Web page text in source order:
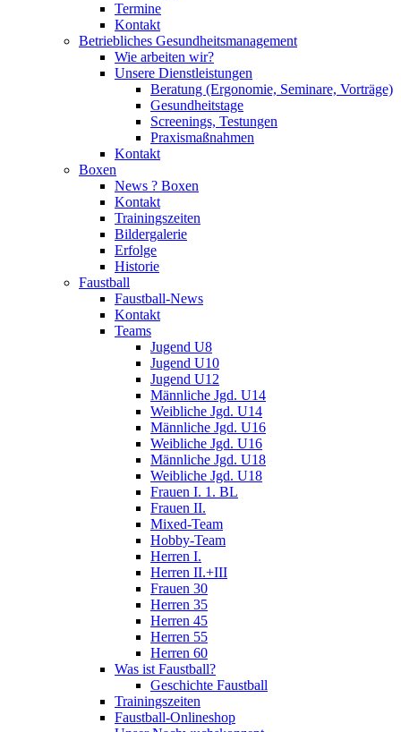
Termine
Kontakt
Betriebliches Gesundheits­management
Wie arbeiten wir?
Unsere Dienstleistungen
Beratung (Ergonomie, Seminare, Vorträge)
Gesundheitstage
Screenings, Testungen
Praxismaßnahmen
Kontakt
Boxen
News ? Boxen
Kontakt
Trainingszeiten
Bildergalerie
Erfolge
Historie
Faustball
Faustball-News
Kontakt
Teams
Jugend U8
Jugend U10
Jugend U12
Männliche Jgd. U14
Weibliche Jgd. U14
Männliche Jgd. U16
Weibliche Jgd. U16
Männliche Jgd. U18
Weibliche Jgd. U18
Frauen I. 1. BL
Frauen II.
Mixed-Team
Hobby-Team
Herren I.
Herren II.+III
Frauen 30
Herren 35
Herren 45
Herren 55
Herren 60
Was ist Faustball?
Geschichte Faustball
Trainingszeiten
Faustball-Onlineshop